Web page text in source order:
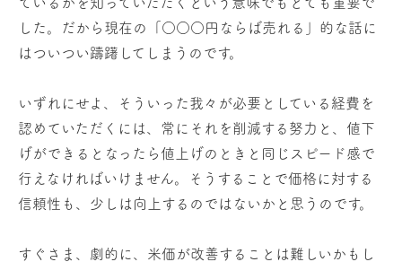
した。だから現在の「○○○円ならば売れる」的な話に
はついつい躊躇してしまうのです。
いずれにせよ、そういった我々が必要としている経費を
認めていただくには、常にそれを削減する努力と、値下
げができるとなったら値上げのときと同じスピード感で
行えなければいけません。そうすることで価格に対する
信頼性も、少しは向上するのではないかと思うのです。
すぐさま、劇的に、米価が改善することは難しいかもし